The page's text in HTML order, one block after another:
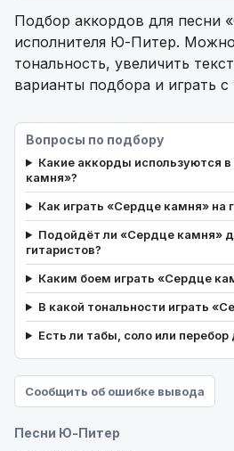
Песни Ю-Питер
Сообщить об ошибке вывода
Подбор аккордов для песни
исполнителя Ю-Питер.
тональность, увеличить
варианты подбора и играть с
Вопросы по подбору
Какие аккорды используются
камня»?
Как играть «Сердце камня» на
Подойдёт ли «Сердце камня»
гитаристов?
Каким боем играть «Сердце
В какой тональности играть
Есть ли табы, соло или